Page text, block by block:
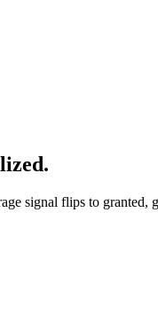
.
signal flips to